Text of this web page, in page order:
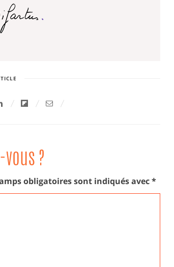
vous ?
obligatoires sont indiqués avec*